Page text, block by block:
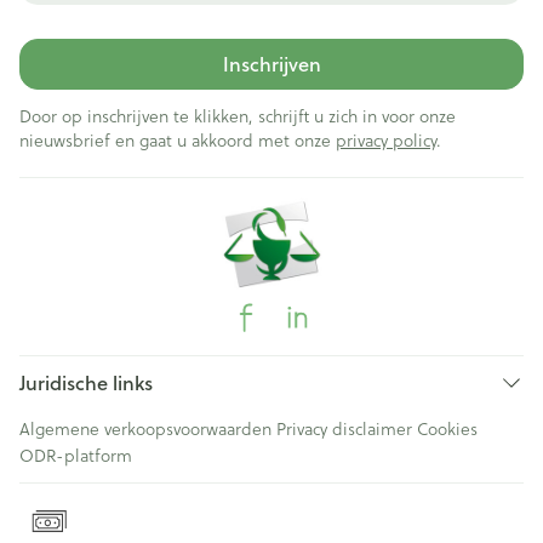
Inschrijven
Door op inschrijven te klikken, schrijft u zich in voor onze
nieuwsbrief en gaat u akkoord met onze privacy policy.
Juridische links
Algemene verkoopsvoorwaarden Privacy disclaimer Cookies
ODR-platform